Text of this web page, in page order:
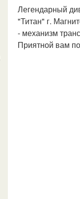
Легендарный
"Титан" г.
- механизм
Приятной вам